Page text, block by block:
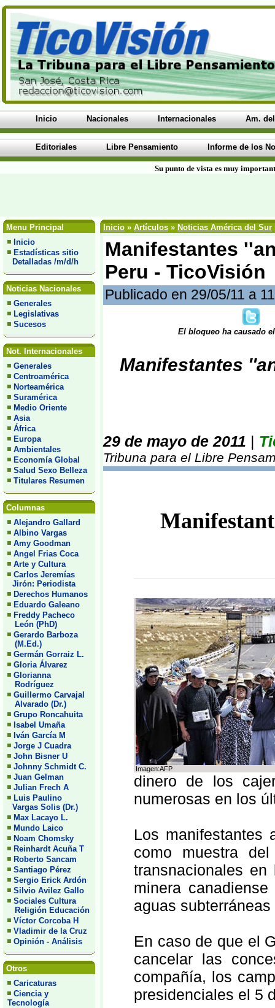
Inicio Nacionales Internacionales Am.
Editoriales Libre Pensamiento Informe de los
Su punto de vista es muy
Menu Principal
Inicio
Estadísticas sitio
Detalladas /m/d/h
Noticias Nacionales
Generales
Legislativas
Sucesos
Not. Internacionales
Generales
Centroamérica
Norteamérica
Suramérica
Medio Oriente
Asia
África
Europa
Ambientales
Economía Global
Salud Sexo Belleza
Titulares Resumen
Columnas
Alejandro Gallard
Albino Vargas
Amy Goodman
Angel Frias Coca
Arte y Cultura
Carlos Jeremías
Jirón: Periodista
Derechos Humanos
Eduardo Galeano
Freddy Pacheco
León (PhD)
Gerardo Barboza
(M.Ed.)
Germán Gorraiz L.
Gloria Álvarez
Glorianna
Rodríguez
Guillermo Carvajal
Alvarado (Dr.)
Grupo Roncahuita
Isabel Umaña
Iván García M
Jorge J Cuadra
John Bisner U
Johnny Schmidt C.
Juan Gelman
Julian Frech A
Luis Paulino
Vargas Solis (Dr.)
Max Lacayo L.
Mundo Laico
Noam Chomsky
Reinhardt Acuña T
Roberto Sancam
Santiago Pérez
Sergio Erick Ardón
Silvio Avilez Gallo
Sociales Cultura
Religión Educación
Víctor Corcoba H
Vladimir de la Cruz
Opinión - Análisis
Otros
Caricaturas
Ciencia y
Tecnología
Inicio » Artículos » Noticias América del Sur
Manifestantes
Peru - TicoVisión
Publicado en 29/05/11 a
El bloqueo ha causado
Manifestantes
29 de mayo de 2011 |
Tribuna para el Libre
Imagen:AFP
dinero de los
numerosas en los
Los manifestantes
como muestra
transnacionales
minera
aguas
En caso de que el
cancelar las
compañía, los
presidenciales el 5